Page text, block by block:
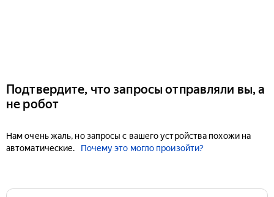
Подтвердите, что запросы отправляли вы, а
не робот
Нам очень жаль, но запросы с вашего устройства похожи на
автоматические.
Почему это могло произойти?